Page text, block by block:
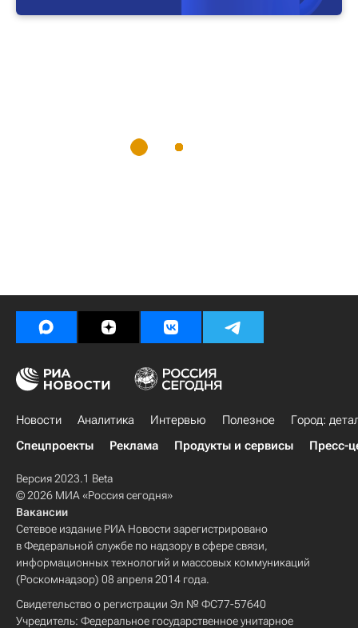
Новости Аналитика Интервью Полезное
Город:
Спецпроекты
Реклама Продукты и сервисы Пресс-
Версия 2023.1 Beta
© 2026 МИА «Россия сегодня»
Вакансии
Сетевое издание РИА Новости зарегистрировано
в Федеральной службе по надзору в сфере связи,
информационных технологий и массовых коммуникаций
(Роскомнадзор) 08 апреля 2014 года.
Свидетельство о регистрации Эл № ФС77-57640
Учредитель: Федеральное государственное унитарное